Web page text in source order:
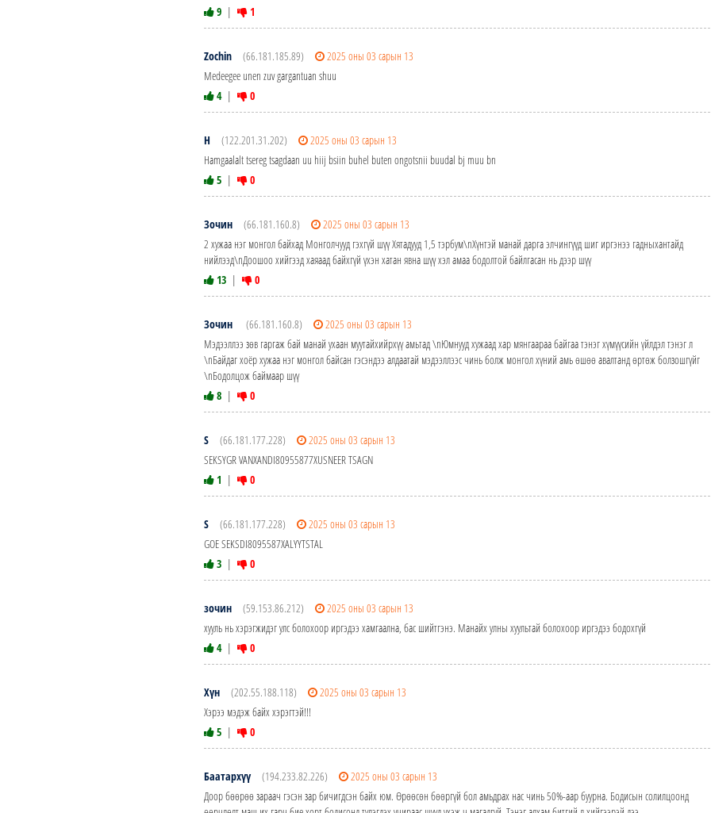
9 | 1
Zochin (66.181.185.89)
2025 оны 03 сарын 13
Medeegee unen zuv gargantuan shuu
4 | 0
H (122.201.31.202)
2025 оны 03 сарын 13
Hamgaalalt tsereg tsagdaan uu hiij bsiin buhel buten ongotsnii buudal bj muu bn
5 | 0
Зочин (66.181.160.8)
2025 оны 03 сарын 13
2 хужаа нэг монгол байхад Монголчууд гэхгүй шүү Хятадууд 1,5 тэрбум\nХүнтэй манай дарга элчингүүд шиг иргэнээ гадныхантайд
нийлээд\nДоошоо хийгээд хаяаад байхгүй үхэн хатан явна шүү хэл амаа бодолтой байлгасан нь дээр шүү
13 | 0
Зочин (66.181.160.8)
2025 оны 03 сарын 13
Мэдээллээ зөв гаргаж бай манай ухаан муутайхийрхүү амьтад \nЮмнууд хужаад хар мянгаараа байгаа тэнэг хүмүүсийн үйлдэл тэнэг л
\nБайдаг хоёр хужаа нэг монгол байсан гэсэндээ алдаатай мэдээллээс чинь болж монгол хүний амь өшөө авалтанд өртөж болзошгүйг
\nБодолцож баймаар шүү
8 | 0
S (66.181.177.228)
2025 оны 03 сарын 13
SEKSYGR VANXANDI80955877XUSNEER TSAGN
1 | 0
S (66.181.177.228)
2025 оны 03 сарын 13
GOE SEKSDI8095587XALYYTSTAL
3 | 0
зочин (59.153.86.212)
2025 оны 03 сарын 13
хууль нь хэрэгжидэг улс болохоор иргэдээ хамгаална, бас шийтгэнэ. Манайх улны хуультай болохоор иргэдээ бодохгүй
4 | 0
Хүн (202.55.188.118)
2025 оны 03 сарын 13
Хэрээ мэдэж байх хэрэгтэй!!!
5 | 0
Баатархүү (194.233.82.226)
2025 оны 03 сарын 13
Доор бөөрөө зараач гэсэн зар бичигдсэн байх юм. Өрөөсөн бөөргүй бол амьдрах нас чинь 50%-аар буурна. Бодисын солилцоонд